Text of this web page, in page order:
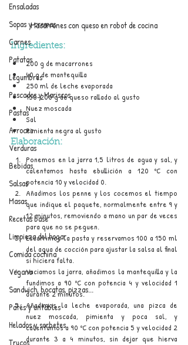
Ensaladas
Sopas y cremas
Carnes
Patatas
Legumbres
Pescados y Mariscos
Pastas
Arroces
Verduras
Bebidas
Salsas
Masas
Recetas base
Limpieza del hogar
Comida cochina
Vegano
Sandwich, bocatas, pizzas...
Patés y untables
Helados y sorbetes
Trucos
Macarrones con queso en robot de cocina
Ingredientes:
200 g de macarrones
40 g de mantequilla
250 ml de leche evaporada
150-200 g de queso rallado al gusto
Nuez moscada
Sal
Pimienta negra al gusto
Elaboración:
Ponemos en la jarra 1,5 litros de agua y sal, y
calentamos hasta ebullición a 120 ºC con
potencia 10 y velocidad 0.
Añadimos los penne y los cocemos el tiempo
que indique el paquete, normalmente entre 9 y
12 minutos, removiendo a mano un par de veces
para que no se peguen.
Escurrimos la pasta y reservamos 100 a 150 ml
del agua de cocción para ajustar la salsa al final
si hiciera falta.
Vaciamos la jarra, añadimos la mantequilla y la
fundimos a 90 ºC con potencia 4 y velocidad 1
durante 2 minutos.
Añadimos la leche evaporada, una pizca de
nuez moscada, pimienta y poca sal, y
calentamos a 90 ºC con potencia 5 y velocidad 2
durante 3 a 4 minutos, sin dejar que hierva